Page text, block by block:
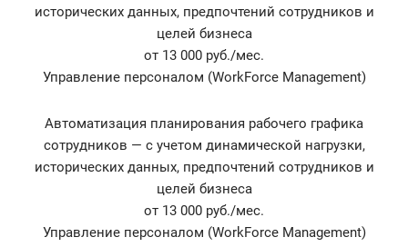
исторических данных, предпочтений сотрудников и
целей бизнеса
от 13 000 руб./мес.
Управление персоналом (WorkForce Management)
Автоматизация планирования рабочего графика
сотрудников — с учетом динамической нагрузки,
исторических данных, предпочтений сотрудников и
целей бизнеса
от 13 000 руб./мес.
Управление персоналом (WorkForce Management)